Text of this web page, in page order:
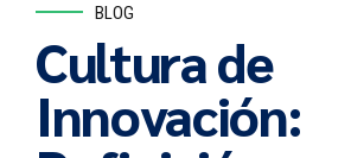
BLOG
Cultura de
Innovación: